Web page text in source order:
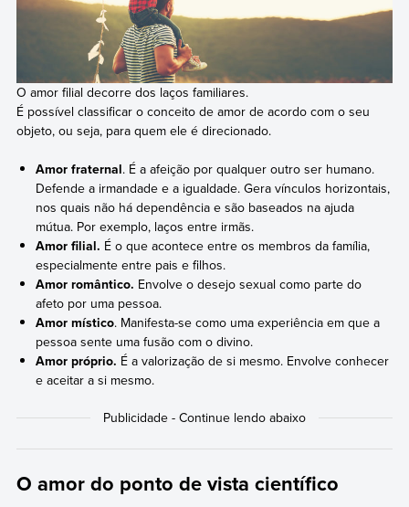
O amor filial decorre dos laços familiares.
É possível classificar o conceito de amor de acordo com o seu
objeto, ou seja, para quem ele é direcionado.
Amor fraternal. É a afeição por qualquer outro ser humano.
Defende a irmandade e a igualdade. Gera vínculos horizontais,
nos quais não há dependência e são baseados na ajuda
mútua. Por exemplo, laços entre irmãs.
Amor filial. É o que acontece entre os membros da família,
especialmente entre pais e filhos.
Amor romântico. Envolve o desejo sexual como parte do
afeto por uma pessoa.
Amor místico. Manifesta-se como uma experiência em que a
pessoa sente uma fusão com o divino.
Amor próprio. É a valorização de si mesmo. Envolve conhecer
e aceitar a si mesmo.
O amor do ponto de vista científico